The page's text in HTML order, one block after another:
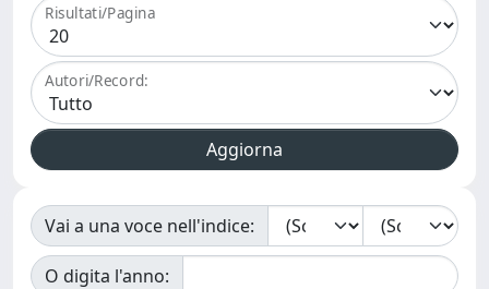
Risultati/Pagina
Autori/Record:
Vai a una voce nell'indice:
O digita l'anno: